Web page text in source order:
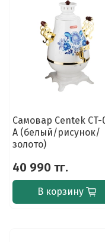
Самовар Centek CT-
A (белый/рисунок/
золото)
40 990 тг.
В корзину